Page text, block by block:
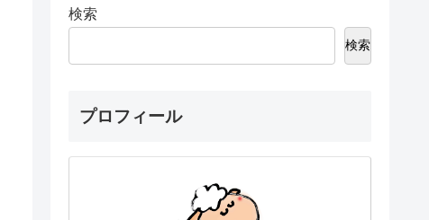
検索
検索
プロフィール